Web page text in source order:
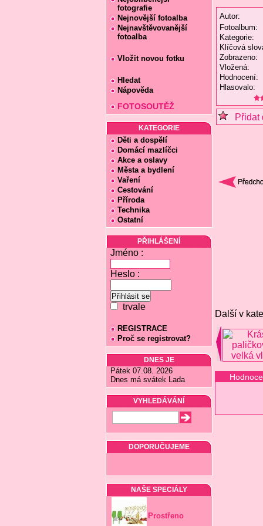
fotografie
Nejnovější fotoalba
Nejnavštěvovanější
fotoalba
Vložit novou fotku
Hledat
Nápověda
FOTOSOUTĚŽ
KATEGORIE
Děti a dospělí
Domácí mazlíčci
Akce a oslavy
Města a bydlení
Vaření
Cestování
Příroda
Technika
Ostatní
PŘIHLÁŠENÍ
Jméno :
Heslo :
trvale
REGISTRACE
Proč se registrovat?
DNES JE
Pátek 07.08. 2026
Dnes má svátek Lada
VYHLEDÁVÁNÍ
DOPORUČUJEME
NAŠE SPECIÁLY
Prostřeno
Autor:
Fotoalbum:
Kategorie:
Klíčová
Zobrazeno:
Vložená:
Hodnocení:
Hlasovalo:
Přidat
Další v